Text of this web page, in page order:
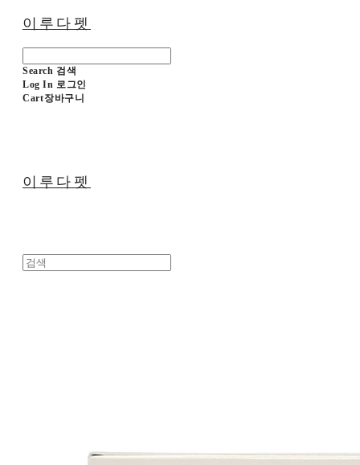
이루다펫
Search 검색
Log In 로그인
Cart장바구니
이루다펫